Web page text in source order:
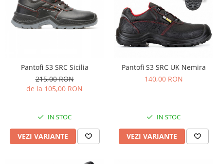
Hanorace
Jachete
Veste
îmbrăcăminte pentru damă
îmbrăcăminte bucătari
Pantofi S3 SRC Sicilia
215,00 RON
de la 105,00 RON
IN STOC
VEZI VARIANTE
Pantofi S3 SRC UK Nemira
140,00 RON
IN STOC
VEZI VARIANTE